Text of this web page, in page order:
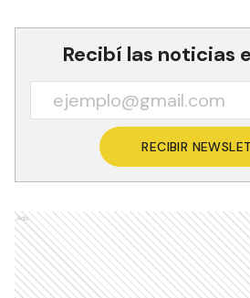
Recibí las noticias
RECIBIR
Ads